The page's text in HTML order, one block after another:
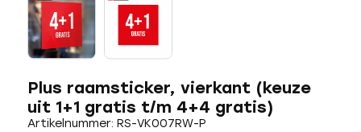
Plus raamsticker, vierkant (keuze
uit 1+1 gratis t/m 4+4 gratis)
Artikelnummer: RS-VK007RW-P